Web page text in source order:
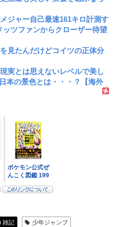
ジャー自己最速161キロ計測す
ツファンからクローザー待望
見たんだけどコイツの正体分
実とは思えないレベルで美し
本の景色とは・・・？【海外
雑記 少年ジャンプ